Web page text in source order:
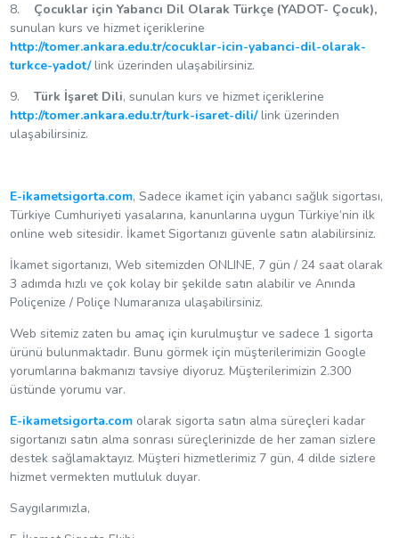
8. Çocuklar için Yabancı Dil Olarak Türkçe (YADOT- Çocuk),
sunulan kurs ve hizmet içeriklerine
http://tomer.ankara.edu.tr/cocuklar-icin-yabanci-dil-olarak-
turkce-yadot/link üzerinden ulaşabilirsiniz.
9. Türk İşaret Dili, sunulan kurs ve hizmet içeriklerine
http://tomer.ankara.edu.tr/turk-isaret-dili/link üzerinden
ulaşabilirsiniz.
E-ikametsigorta.com, Sadece ikamet için yabancı sağlık sigortası,
Türkiye Cumhuriyeti yasalarına, kanunlarına uygun Türkiye’nin ilk
online web sitesidir. İkamet Sigortanızı güvenle satın alabilirsiniz.
İkamet sigortanızı, Web sitemizden ONLINE, 7 gün / 24 saat olarak
3 adımda hızlı ve çok kolay bir şekilde satın alabilir ve Anında
Poliçenize / Poliçe Numaranıza ulaşabilirsiniz.
Web sitemiz zaten bu amaç için kurulmuştur ve sadece 1 sigorta
ürünü bulunmaktadır. Bunu görmek için müşterilerimizin Google
yorumlarına bakmanızı tavsiye diyoruz. Müşterilerimizin 2.300
üstünde yorumu var.
E-ikametsigorta.comolarak sigorta satın alma süreçleri kadar
sigortanızı satın alma sonrası süreçlerinizde de her zaman sizlere
destek sağlamaktayız. Müşteri hizmetlerimiz 7 gün, 4 dilde sizlere
hizmet vermekten mutluluk duyar.
Saygılarımızla,